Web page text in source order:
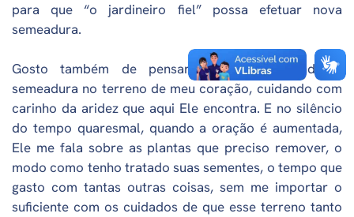
para que “o jardineiro fiel” possa efetuar nova
semeadura.
Gosto também de pensar em Deus fazendo a
semeadura no terreno de meu coração, cuidando com
carinho da aridez que aqui Ele encontra. E no silêncio
do tempo quaresmal, quando a oração é aumentada,
Ele me fala sobre as plantas que preciso remover, o
modo como tenho tratado suas sementes, o tempo que
gasto com tantas outras coisas, sem me importar o
suficiente com os cuidados de que esse terreno tanto